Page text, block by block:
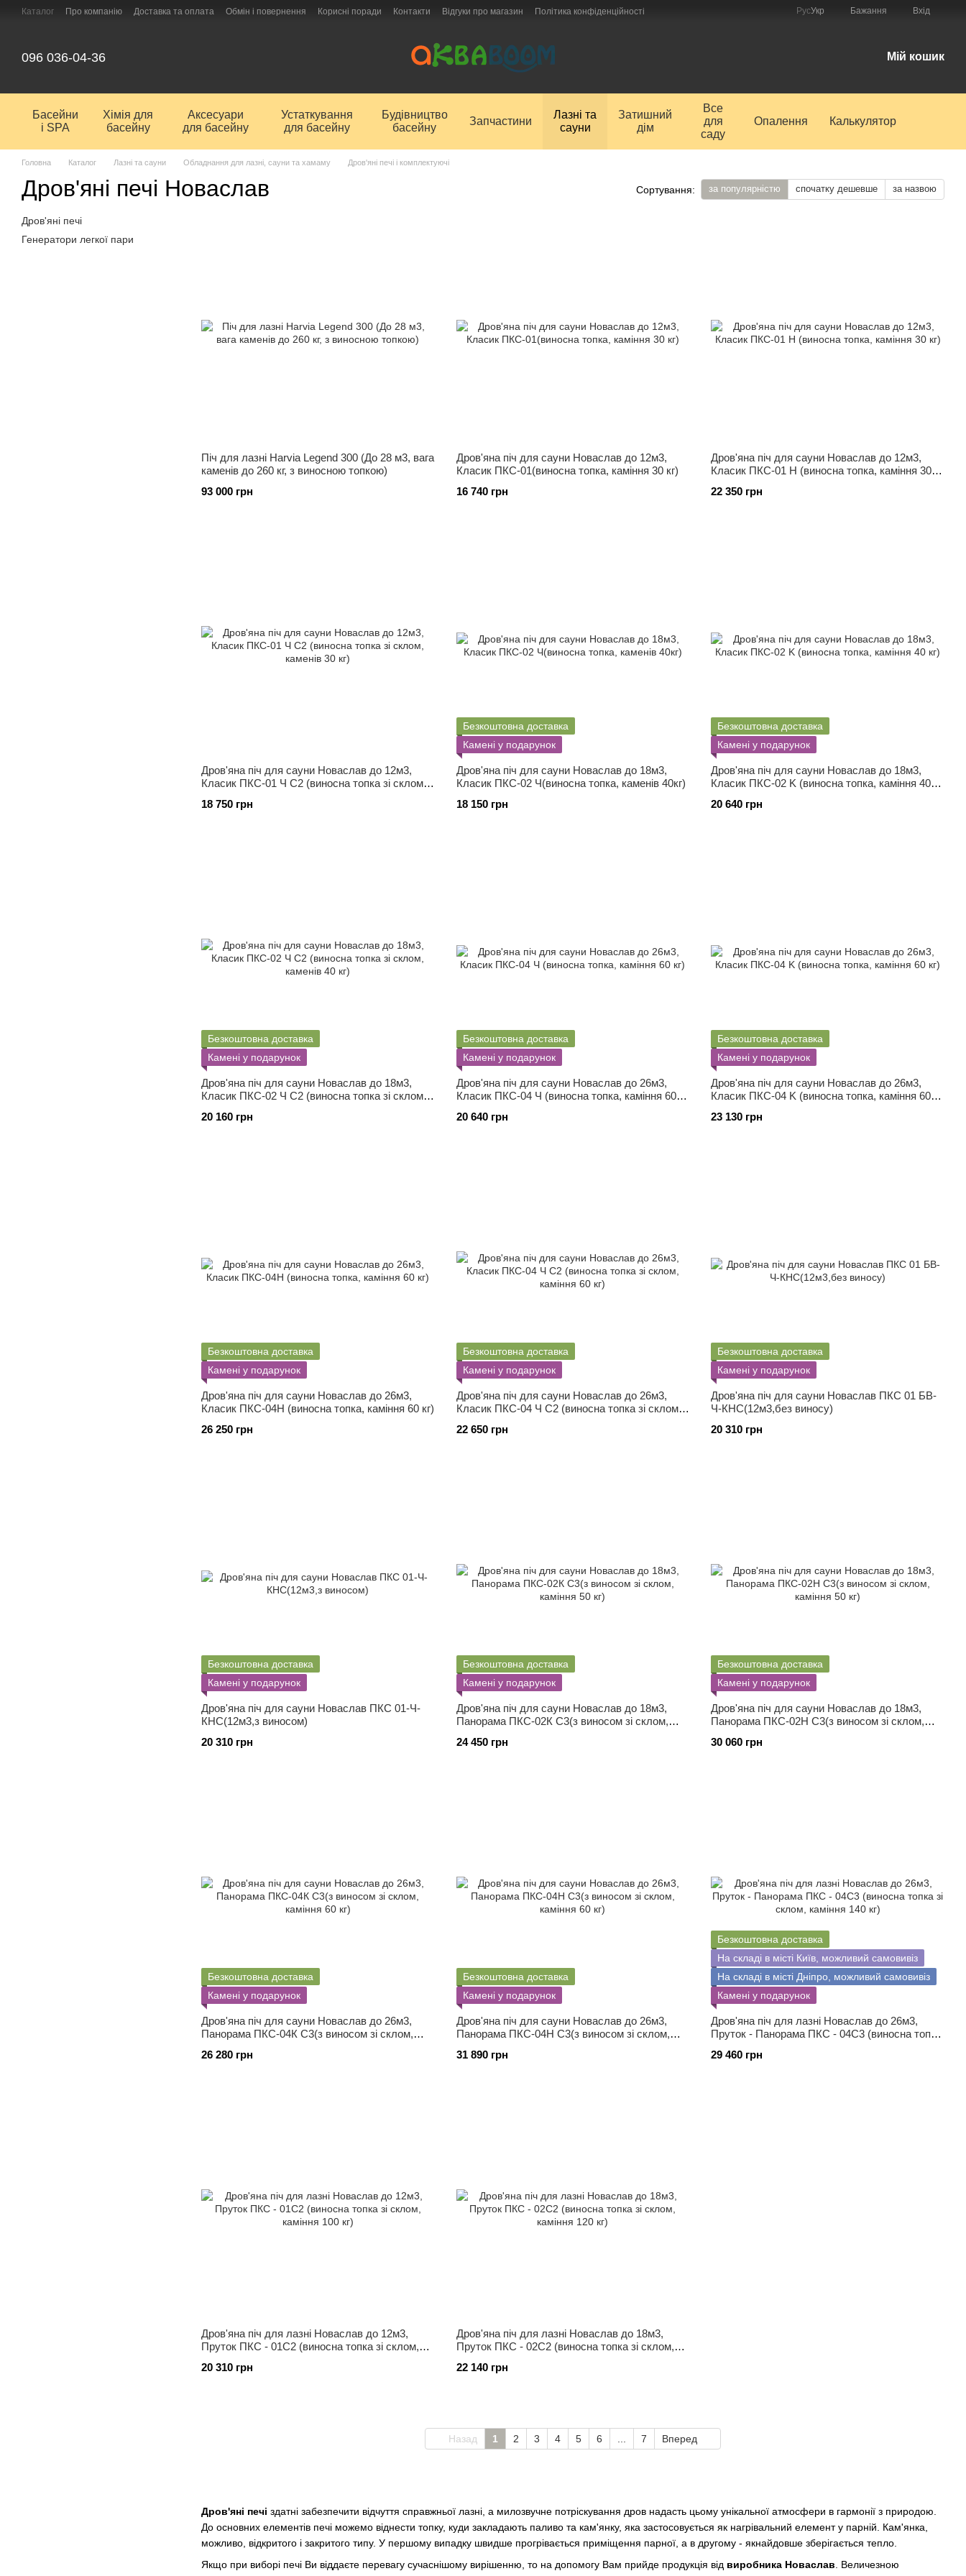
Перейти до основного контенту
Каталог Про компанію Доставка та оплата Обмін і повернення Корисні поради Контакти Відгуки про магазин Політика конфіденційності РусУкр Бажання Вхід
096 036-04-36 Мій кошик
Басейни
і SPA
Хімія для
басейну
Аксесуари
для басейну
Устаткування
для басейну
Будівництво
басейну
Запчастини
Лазні та
сауни
Затишний
дім
Все
для
саду
Опалення Калькулятор
Головна Каталог Лазні та сауни Обладнання для лазні, сауни та хамаму Дров'яні печі і комплектуючі
Дров'яні печі Новаслав Сортування: за популярністю спочатку дешевше за назвою
Піч для лазні Harvia Legend 300 (До 28 м3, вага
каменів до 260 кг, з виносною топкою)
93 000 грн
Дров'яна піч для сауни Новаслав до 12м3,
Класик ПКС-01(виносна топка, каміння 30 кг)
16 740 грн
Дров'яна піч для сауни Новаслав до 12м3,
Класик ПКС-01 Н (виносна топка, каміння 30
22 350 грн
Дров'яна піч для сауни Новаслав до 12м3,
Класик ПКС-01 Ч С2 (виносна топка зі склом,
18 750 грн
Безкоштовна доставка
Камені у подарунок
Дров'яна піч для сауни Новаслав до 18м3,
Класик ПКС-02 Ч(виносна топка, каменів 40кг)
18 150 грн
Безкоштовна доставка
Камені у подарунок
Дров'яна піч для сауни Новаслав до 18м3,
Класик ПКС-02 K (виносна топка, каміння 40
20 640 грн
Безкоштовна доставка
Камені у подарунок
Дров'яна піч для сауни Новаслав до 18м3,
Класик ПКС-02 Ч С2 (виносна топка зі склом,
20 160 грн
Безкоштовна доставка
Камені у подарунок
Дров'яна піч для сауни Новаслав до 26м3,
Класик ПКС-04 Ч (виносна топка, каміння 60
20 640 грн
Безкоштовна доставка
Камені у подарунок
Дров'яна піч для сауни Новаслав до 26м3,
Класик ПКС-04 K (виносна топка, каміння 60
23 130 грн
Безкоштовна доставка
Камені у подарунок
Дров'яна піч для сауни Новаслав до 26м3,
Класик ПКС-04Н (виносна топка, каміння 60 кг)
26 250 грн
Безкоштовна доставка
Камені у подарунок
Дров'яна піч для сауни Новаслав до 26м3,
Класик ПКС-04 Ч С2 (виносна топка зі склом,
22 650 грн
Безкоштовна доставка
Камені у подарунок
Дров'яна піч для сауни Новаслав ПКС 01 БВ-
Ч-КНС(12м3,без виносу)
20 310 грн
Безкоштовна доставка
Камені у подарунок
Дров'яна піч для сауни Новаслав ПКС 01-Ч-
КНС(12м3,з виносом)
20 310 грн
Безкоштовна доставка
Камені у подарунок
Дров'яна піч для сауни Новаслав до 18м3,
Панорама ПКС-02К С3(з виносом зі склом,
24 450 грн
Безкоштовна доставка
Камені у подарунок
Дров'яна піч для сауни Новаслав до 18м3,
Панорама ПКС-02H С3(з виносом зі склом,
30 060 грн
Безкоштовна доставка
Камені у подарунок
Дров'яна піч для сауни Новаслав до 26м3,
Панорама ПКС-04К С3(з виносом зі склом,
26 280 грн
Безкоштовна доставка
Камені у подарунок
Дров'яна піч для сауни Новаслав до 26м3,
Панорама ПКС-04Н С3(з виносом зі склом,
31 890 грн
Безкоштовна доставка
На складі в місті Київ, можливий самовивіз
На складі в місті Дніпро, можливий самовивіз
Камені у подарунок
Дров'яна піч для лазні Новаслав до 26м3,
Пруток - Панорама ПКС - 04С3 (виносна топка
29 460 грн
Дров'яна піч для лазні Новаслав до 12м3,
Пруток ПКС - 01С2 (виносна топка зі склом,
20 310 грн
Дров'яна піч для лазні Новаслав до 18м3,
Пруток ПКС - 02С2 (виносна топка зі склом,
22 140 грн
Назад 1 2 3 4 5 6 7 Вперед
Дров'яні печі здатні забезпечити відчуття справжньої лазні, а милозвучне потріскування дров надасть цьому унікальної атмосфери в гармонії з природою.
До основних елементів печі можемо віднести топку, куди закладають паливо та кам'янку, яка застосовується як нагрівальний елемент у парній. Кам'янка,
можливо, відкритого і закритого типу. У першому випадку швидше прогрівається приміщення парної, а в другому - якнайдовше зберігається тепло.
Якщо при виборі печі Ви віддаєте перевагу сучаснішому вирішенню, то на допомогу Вам прийде продукція від виробника Новаслав. Величезною
Дров'яні печі
Генератори легкої пари